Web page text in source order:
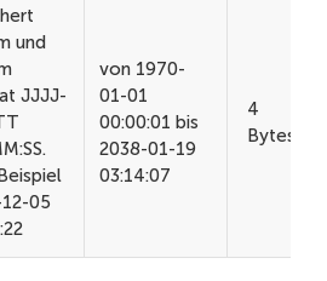
und
JJJJ-
05
von 1970-
01-01
00:00:01 bis
2038-01-19
03:14:07
4
Bytes